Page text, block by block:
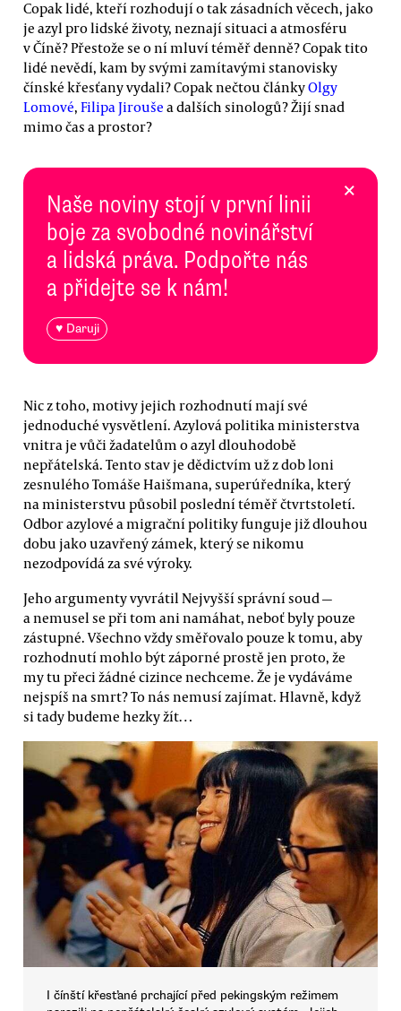
Copak lidé, kteří rozhodují o tak zásadních věcech, jako
je azyl pro lidské životy, neznají situaci a atmosféru
v Číně? Přestože se o ní mluví téměř denně? Copak tito
lidé nevědí, kam by svými zamítavými stanovisky
čínské křesťany vydali? Copak nečtou článkyOlgy
Lomové, Filipa Jirouše a dalších sinologů? Žijí snad
mimo čas a prostor?
Naše noviny stojí v první linii
boje za svobodné novinářství
a lidská práva. Podpořte nás
a přidejte se k nám!
♥ Daruji
×
Nic z toho, motivy jejich rozhodnutí mají své
jednoduché vysvětlení. Azylová politika ministerstva
vnitra je vůči žadatelům o azyl dlouhodobě
nepřátelská. Tento stav je dědictvím už z dob loni
zesnulého Tomáše Haišmana, superúředníka, který
na ministerstvu působil poslední téměř čtvrtstoletí.
Odbor azylové a migrační politiky funguje již dlouhou
dobu jako uzavřený zámek, který se nikomu
nezodpovídá za své výroky.
Jeho argumenty vyvrátil Nejvyšší správní soud —
a nemusel se při tom ani namáhat, neboť byly pouze
zástupné. Všechno vždy směřovalo pouze k tomu, aby
rozhodnutí mohlo být záporné prostě jen proto, že
my tu přeci žádné cizince nechceme. Že je vydáváme
nejspíš na smrt? To nás nemusí zajímat. Hlavně, když
si tady budeme hezky žít…
I čínští křesťané prchající před pekingským režimem